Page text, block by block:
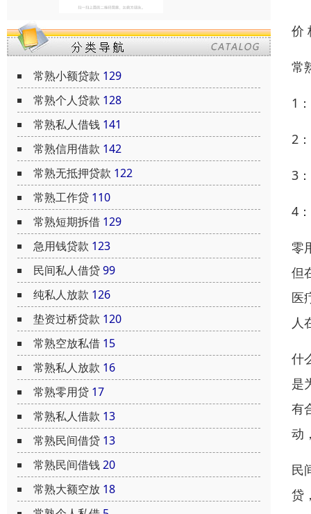
常熟小额贷款 129
常熟个人贷款 128
常熟私人借钱 141
常熟信用借款 142
常熟无抵押贷款 122
常熟工作贷 110
常熟短期拆借 129
急用钱贷款 123
民间私人借贷99
纯私人放款 126
垫资过桥贷款 120
常熟空放私借 15
常熟私人放款 16
常熟零用贷 17
常熟私人借款 13
常熟民间借贷 13
常熟民间借钱20
常熟大额空放 18
价
常
1
2
3
4
零
但
医
人
什
是
有
动
民
贷